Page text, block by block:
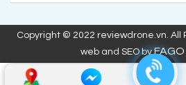
Copyright © 2022 reviewdrone.vn. All
web and SEO byFAGO